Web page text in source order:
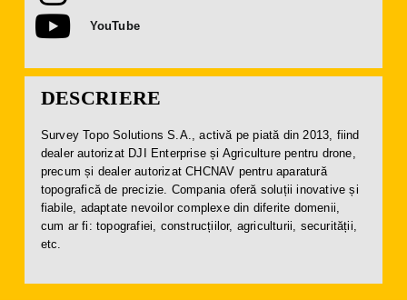
YouTube
DESCRIERE
Survey Topo Solutions S.A., activă pe piată din 2013, fiind
dealer autorizat DJI Enterprise și Agriculture pentru drone,
precum și dealer autorizat CHCNAV pentru aparatură
topografică de precizie. Compania oferă soluții inovative și
fiabile, adaptate nevoilor complexe din diferite domenii,
cum ar fi: topografiei, construcțiilor, agriculturii, securității,
etc.